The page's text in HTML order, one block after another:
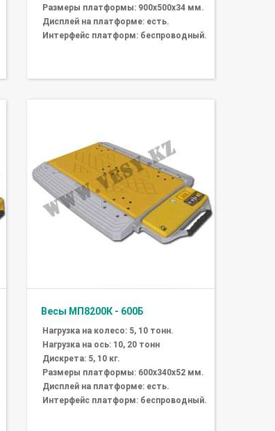
Размеры платформы: 900х500х34 мм.
Дисплей на платформе: есть.
Интерфейс платформ: беспроводный.
Весы МП8200К - 600Б
Нагрузка на колесо: 5, 10 тонн.
Нагрузка на ось: 10, 20 тонн
Дискрета: 5, 10 кг.
Размеры платформы: 600х340х52 мм.
Дисплей на платформе: есть.
Интерфейс платформ: беспроводный.